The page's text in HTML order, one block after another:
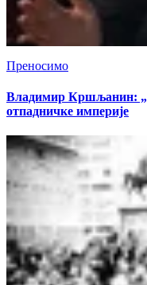
Преносимо
Владимир Кршљанин:
отпадничке империје